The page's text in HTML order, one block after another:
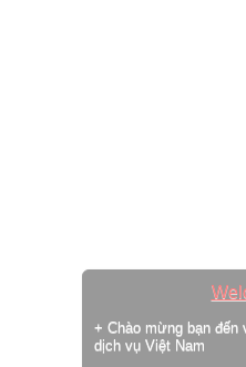
+ Chào mừng bạn đến
dịch vụ Việt Nam